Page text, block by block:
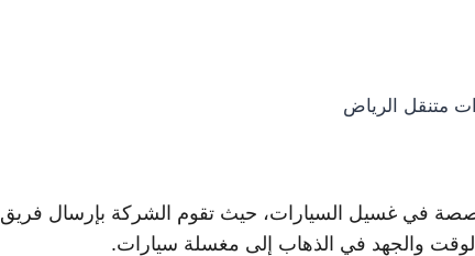
متنقل الرياض
في غسيل السيارات، حيث تقوم الشركة بإرسال فريق
والجهد في الذهاب إلى مغسلة سيارات.